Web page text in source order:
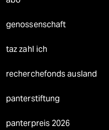
genossenschaft
taz zahl ich
recherchefonds ausland
panterstiftung
panterpreis 2026